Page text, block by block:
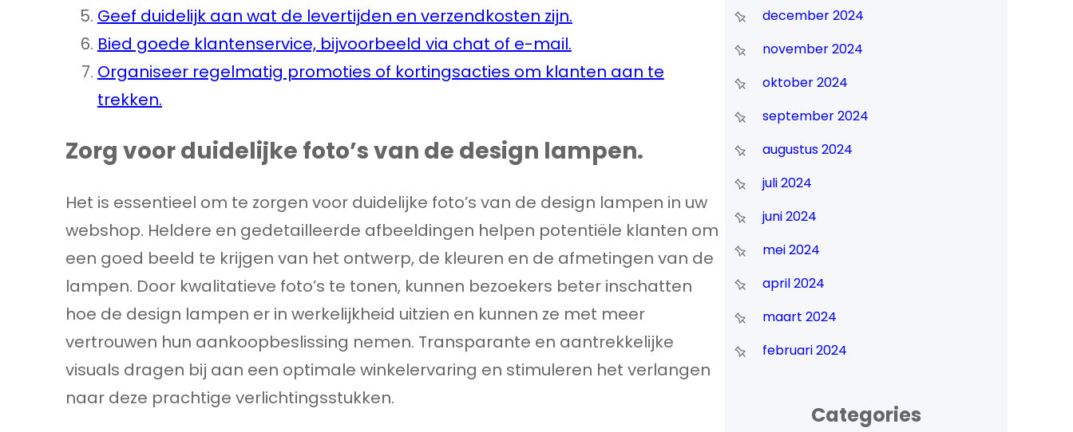
Geef duidelijk aan wat de levertijden en verzendkosten zijn.
Bied goede klantenservice, bijvoorbeeld via chat of e-mail.
Organiseer regelmatig promoties of kortingsacties om klanten aan te
trekken.
Zorg voor duidelijke foto’s van de design lampen.
Het is essentieel om te zorgen voor duidelijke foto’s van de design lampen in uw
webshop. Heldere en gedetailleerde afbeeldingen helpen potentiële klanten om
een goed beeld te krijgen van het ontwerp, de kleuren en de afmetingen van de
lampen. Door kwalitatieve foto’s te tonen, kunnen bezoekers beter inschatten
hoe de design lampen er in werkelijkheid uitzien en kunnen ze met meer
vertrouwen hun aankoopbeslissing nemen. Transparante en aantrekkelijke
visuals dragen bij aan een optimale winkelervaring en stimuleren het verlangen
naar deze prachtige verlichtingsstukken.
december 2024
november 2024
oktober 2024
september 2024
augustus 2024
juli 2024
juni 2024
mei 2024
april 2024
maart 2024
februari 2024
Categories